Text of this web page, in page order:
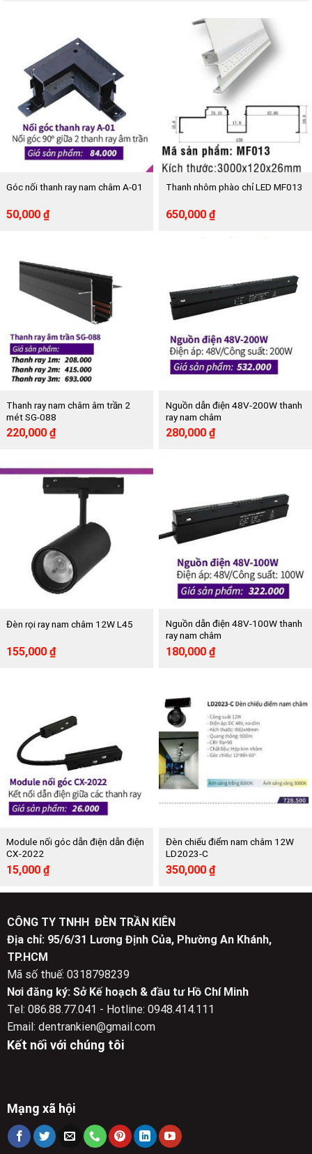
Góc nối thanh ray nam châm A-01
Giá
gốc
50,000 ₫Giá
hiện
Thanh nhôm phào chỉ LED MF013
Giá
650,000 ₫Giá
hiện
Thanh ray nam châm âm trần 2
mét SG-088
Giá
415,000 ₫.
220,000 ₫Giá
là:
220,000 ₫.
Nguồn dẫn điện 48V-200W thanh
ray nam châm
Giá
280,000 ₫Giá
Đèn rọi ray nam châm 12W L45
Giá
155,000 ₫Giá
hiện
Nguồn dẫn điện 48V-100W thanh
ray nam châm
Giá
180,000 ₫Giá
hiện
Module nối góc dẫn điện dẫn điện
CX-2022
Giá
gốc
là:
15,000 ₫Giá
hiện
tại
Đèn chiếu điểm nam châm 12W
LD2023-C
Giá
là:
350,000 ₫Giá
hiện
tại
CÔNG TY TNHH ĐÈN TRẦN KIÊN
Địa chỉ: 95/6/31 Lương Định Của, Phường An Khánh,
TP.HCM
Mã số thuế: 0318798239
Nơi đăng ký: Sở Kế hoạch & đầu tư Hồ Chí Minh
Tel: 086.88.77.041 - Hotline: 0948.414.111
Email: dentrankien@gmail.com
Kết nối với chúng tôi
Mạng xã hội